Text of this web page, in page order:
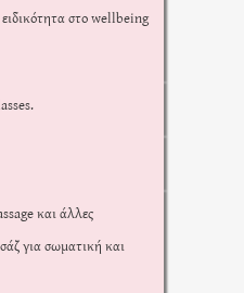
στο wellbeing
και άλλες
για σωματική και